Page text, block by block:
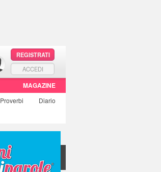
REGISTRATI
ACCEDI
MAGAZINE
Proverbi
Diario